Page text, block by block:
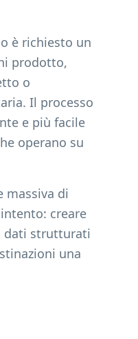
è richiesto un
prodotto,
o
Il processo
e più facile
operano su
massiva di
creare
dati strutturati
una